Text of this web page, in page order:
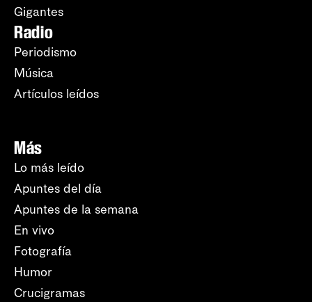
Gigantes
Radio
Periodismo
Música
Artículos leídos
Más
Lo más leído
Apuntes del día
Apuntes de la semana
En vivo
Fotografía
Humor
Crucigramas